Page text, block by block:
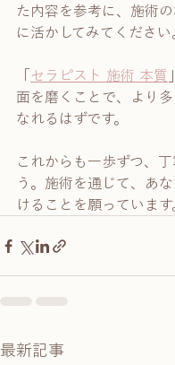
た内容を参考に、施術
に活かしてみてください
セラピスト 施術 本質
面を磨くことで、より
なれるはずです。
これからも一歩ずつ、
う。施術を通じて、あ
けることを願っています
最新記事